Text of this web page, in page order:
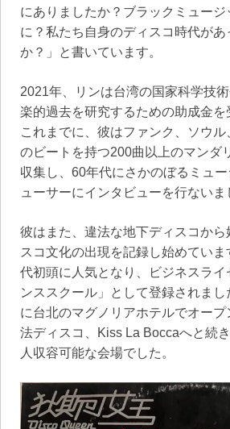
にありましたか？ブラックミュージ
に？私たち自身のディスコ時代があ
か？」と書いています。
2021年、リンは台湾の国家科学技
楽的過去を研究するための助成金を
これまでに、彼はファンク、ソウル
のビートを持つ200曲以上のマンダ
収集し、60年代にさかのぼるミュ
ューサーにインタビューを行ないま
彼はまた、違法な地下ディスコから
スコ文化の出現を記録し始めてい
代初頭に人気となり、ビジネスラ
ンススクール」として登録されま
に台北のマグノリアホテルでオー
法ディスコ、Kiss La Boccaへと続
人収容可能な会場でした。